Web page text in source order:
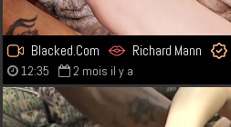
Blacked.Com Richard Mann
12:35 2 mois il y a